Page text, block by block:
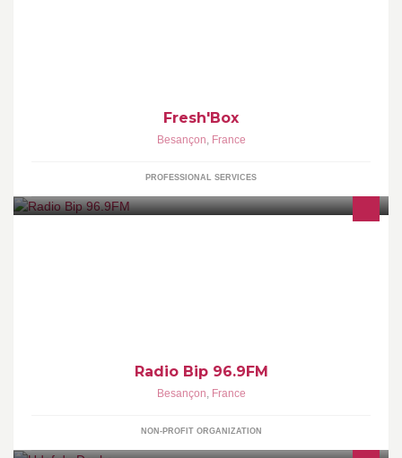
Fresh'Box
Besançon, France
PROFESSIONAL SERVICES
Radio Bip 96.9FM
Besançon, France
NON-PROFIT ORGANIZATION